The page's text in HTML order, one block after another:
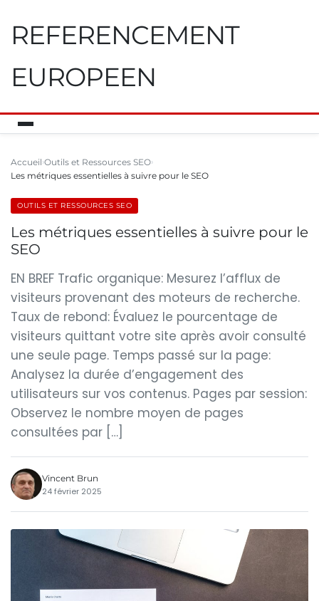
REFERENCEMENT
EUROPEEN
Accueil Outils et Ressources SEO
Les métriques essentielles à suivre pour le SEO
OUTILS ET RESSOURCES SEO
Les métriques essentielles à suivre pour le
SEO
EN BREF Trafic organique: Mesurez l’afflux de
visiteurs provenant des moteurs de recherche.
Taux de rebond: Évaluez le pourcentage de
visiteurs quittant votre site après avoir consulté
une seule page. Temps passé sur la page:
Analysez la durée d’engagement des
utilisateurs sur vos contenus. Pages par session:
Observez le nombre moyen de pages
consultées par […]
Vincent Brun
24 février 2025